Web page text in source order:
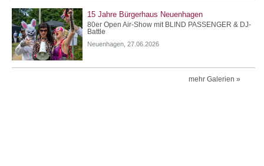
15 Jahre Bürgerhaus Neuenhagen
80er Open Air-Show mit BLIND PASSENGER & DJ-
Battle
Neuenhagen, 27.06.2026
mehr Galerien »